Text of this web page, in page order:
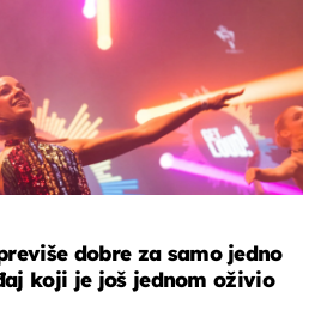
dobre za samo jedno
koji je još jednom oživio